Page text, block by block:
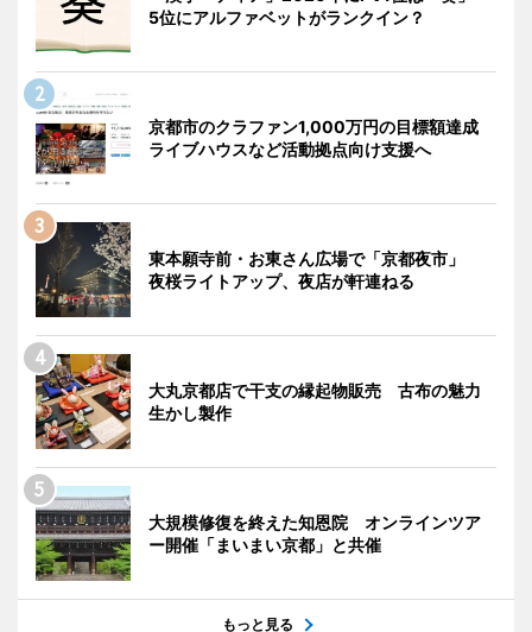
5位にアルファベットがランクイン？
京都市のクラファン1,000万円の目標額達成
ライブハウスなど活動拠点向け支援へ
東本願寺前・お東さん広場で「京都夜市」
夜桜ライトアップ、夜店が軒連ねる
大丸京都店で干支の縁起物販売 古布の魅力
生かし製作
大規模修復を終えた知恩院 オンラインツア
ー開催「まいまい京都」と共催
もっと見る